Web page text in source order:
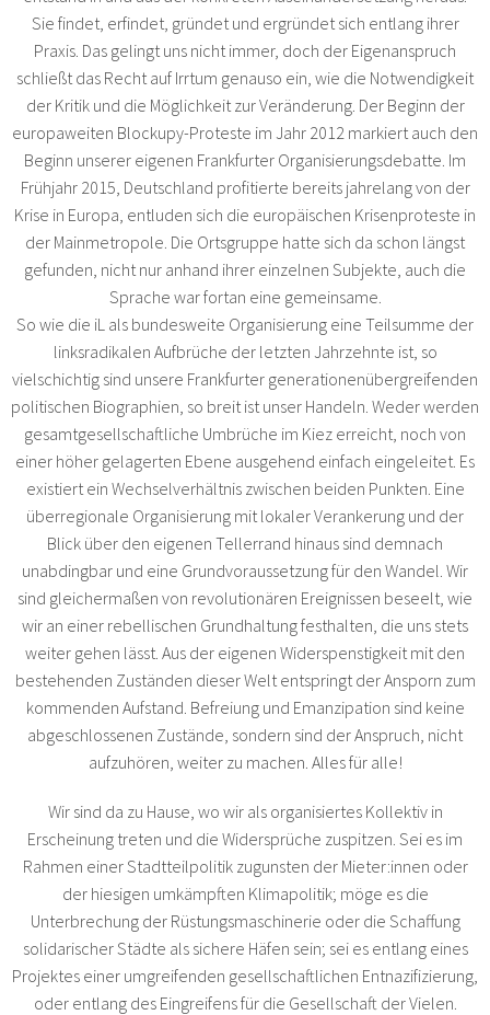
Sie findet, erfindet, gründet und ergründet sich entlang ihrer
Praxis. Das gelingt uns nicht immer, doch der Eigenanspruch
schließt das Recht auf Irrtum genauso ein, wie die Notwendigkeit
der Kritik und die Möglichkeit zur Veränderung. Der Beginn der
europaweiten Blockupy-Proteste im Jahr 2012 markiert auch den
Beginn unserer eigenen Frankfurter Organisierungsdebatte. Im
Frühjahr 2015, Deutschland profitierte bereits jahrelang von der
Krise in Europa, entluden sich die europäischen Krisenproteste in
der Mainmetropole. Die Ortsgruppe hatte sich da schon längst
gefunden, nicht nur anhand ihrer einzelnen Subjekte, auch die
Sprache war fortan eine gemeinsame.
So wie die iL als bundesweite Organisierung eine Teilsumme der
linksradikalen Aufbrüche der letzten Jahrzehnte ist, so
vielschichtig sind unsere Frankfurter generationenübergreifenden
politischen Biographien, so breit ist unser Handeln. Weder werden
gesamtgesellschaftliche Umbrüche im Kiez erreicht, noch von
einer höher gelagerten Ebene ausgehend einfach eingeleitet. Es
existiert ein Wechselverhältnis zwischen beiden Punkten. Eine
überregionale Organisierung mit lokaler Verankerung und der
Blick über den eigenen Tellerrand hinaus sind demnach
unabdingbar und eine Grundvoraussetzung für den Wandel. Wir
sind gleichermaßen von revolutionären Ereignissen beseelt, wie
wir an einer rebellischen Grundhaltung festhalten, die uns stets
weiter gehen lässt. Aus der eigenen Widerspenstigkeit mit den
bestehenden Zuständen dieser Welt entspringt der Ansporn zum
kommenden Aufstand. Befreiung und Emanzipation sind keine
abgeschlossenen Zustände, sondern sind der Anspruch, nicht
aufzuhören, weiter zu machen. Alles für alle!
Wir sind da zu Hause, wo wir als organisiertes Kollektiv in
Erscheinung treten und die Widersprüche zuspitzen. Sei es im
Rahmen einer Stadtteilpolitik zugunsten der Mieter:innen oder
der hiesigen umkämpften Klimapolitik; möge es die
Unterbrechung der Rüstungsmaschinerie oder die Schaffung
solidarischer Städte als sichere Häfen sein; sei es entlang eines
Projektes einer umgreifenden gesellschaftlichen Entnazifizierung,
oder entlang des Eingreifens für die Gesellschaft der Vielen.